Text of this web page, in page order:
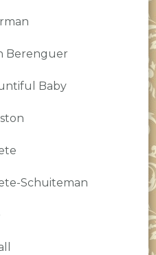
Berenguer
Baby
Schuiteman